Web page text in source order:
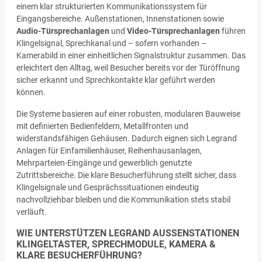
einem klar strukturierten Kommunikationssystem für
Eingangsbereiche. Außenstationen, Innenstationen sowie
Audio-Türsprechanlagen und Video-Türsprechanlagen führen
Klingelsignal, Sprechkanal und – sofern vorhanden –
Kamerabild in einer einheitlichen Signalstruktur zusammen. Das
erleichtert den Alltag, weil Besucher bereits vor der Türöffnung
sicher erkannt und Sprechkontakte klar geführt werden
können.
Die Systeme basieren auf einer robusten, modularen Bauweise
mit definierten Bedienfeldern, Metallfronten und
widerstandsfähigen Gehäusen. Dadurch eignen sich Legrand
Anlagen für Einfamilienhäuser, Reihenhausanlagen,
Mehrparteien-Eingänge und gewerblich genutzte
Zutrittsbereiche. Die klare Besucherführung stellt sicher, dass
Klingelsignale und Gesprächssituationen eindeutig
nachvollziehbar bleiben und die Kommunikation stets stabil
verläuft.
WIE UNTERSTÜTZEN LEGRAND AUSSENSTATIONEN K
LINGELTASTER, SPRECHMODULE, KAMERA & K
LARE BESUCHERFÜHRUNG?